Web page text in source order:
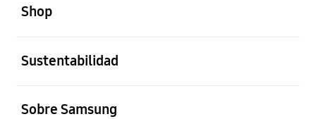
Shop
Sustentabilidad
Sobre Samsung